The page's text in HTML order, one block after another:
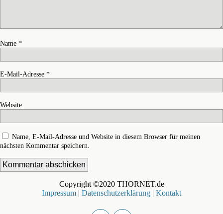
Name *
E-Mail-Adresse *
Website
Name, E-Mail-Adresse und Website in diesem Browser für meinen
nächsten Kommentar speichern.
Copyright ©2020 THORNET.de
Impressum | Datenschutzerklärung | Kontakt